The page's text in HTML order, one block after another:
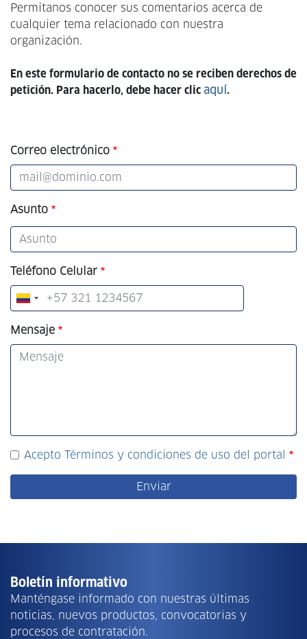
Permítanos conocer sus comentarios acerca de
cualquier tema relacionado con nuestra
organización.
En este formulario de contacto no se reciben derechos de
petición. Para hacerlo, debe hacer clic aquí.
Correo electrónico
Asunto
Teléfono Celular
Mensaje
Acepto Términos y condiciones de uso del portal
Boletín informativo
Manténgase informado con nuestras últimas
noticias, nuevos productos, convocatorias y
procesos de contratación.